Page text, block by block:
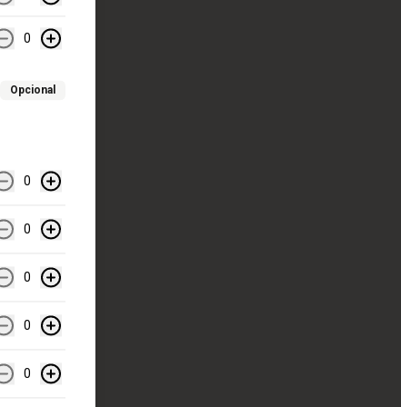
0
Opcional
0
0
0
0
0